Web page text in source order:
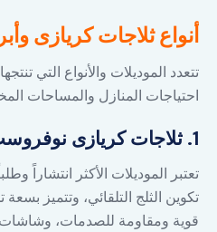
أنواع ثلاجات كريازى
تتعدد الموديلات والأنواع التي
احتياجات المنازل والمساحات
1. ثلاجات كريازى نوفروست (No Frost)
تعتبر الموديلات الأكثر انتشاراً
تكوين الثلج التلقائي، وتتميز
قوية ومقاومة للصدمات،